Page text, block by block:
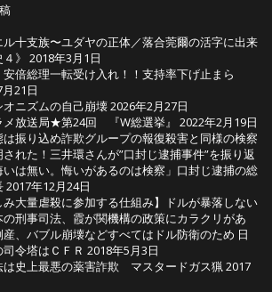
十支族〜ユダヤの正体／落合莞爾の活字に出来
》 2018年3月1日
倍総理一転受け入れ！！支持率下げ止まら
21日
ニズムの自己崩壊2026年2月27日
メ放送局★第24回 『W総選挙』
2022年2月19日
振り込め詐欺グループの報復殺害と同様の検察
れた！三井環さんが”口封じ逮捕事件”を振り返
は無い。悔いがあるのは検察」口封じ逮捕の総
2017年12月24日
み大量虐殺に参加する仕組み】ドルが暴落しない
刑事司法、霞が関機構の政策にカラクリがあ
、バブル崩壊などすべてはドル防衛のため 日
令塔はＣＦＲ 2018年5月3日
は史上最悪の薬害詐欺 マスタードガス猟 2017